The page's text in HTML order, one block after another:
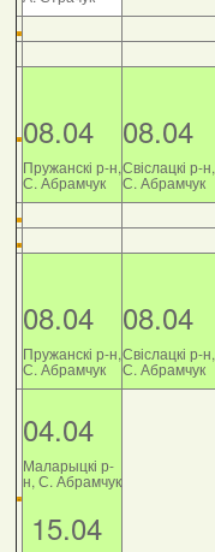
08.04
Пружанскі р-н,
С. Абрамчук
08.04
Свіслацкі р-н,
С. Абрамчук
08.04
Пружанскі р-н,
С. Абрамчук
08.04
Свіслацкі р-н,
С. Абрамчук
04.04
Маларыцкі р-
н, С. Абрамчук
15.04